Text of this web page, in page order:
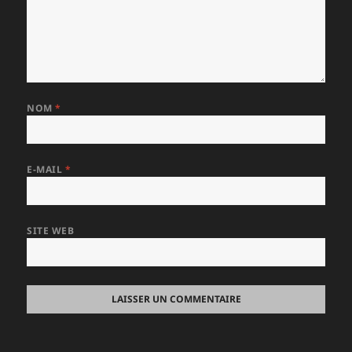
NOM*
E-MAIL *
SITE WEB